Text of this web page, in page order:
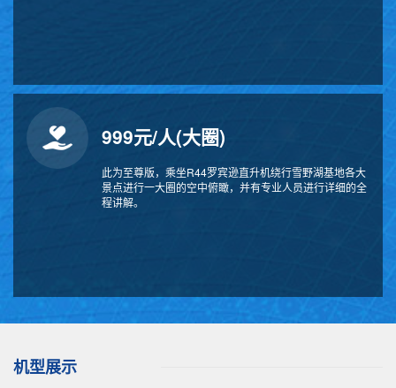
999元/人(大圈)
此为至尊版，乘坐R44罗宾逊直升机绕行雪野湖基地各大
景点进行一大圈的空中俯瞰，并有专业人员进行详细的全
程讲解。
机型展示